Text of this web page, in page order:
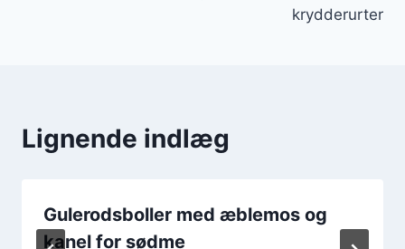
krydderurter
Lignende indlæg
Gulerodsboller med æblemos og
kanel for sødme